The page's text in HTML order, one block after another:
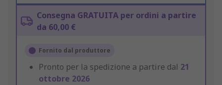
Consegna GRATUITA per ordini a partire
da 60,00 €
Fornito dal produttore
Pronto per la spedizione a partire dal 21
ottobre 2026